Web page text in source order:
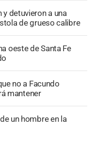
y detuvieron a una
de grueso calibre
oeste de Santa Fe
no a Facundo
mantener
un hombre en la